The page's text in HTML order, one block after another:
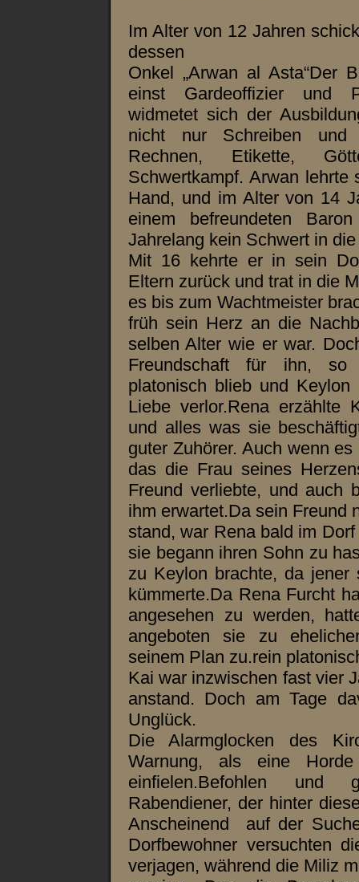
Im Alter von 12 Jahren
dessen
Onkel „Arwan al Asta“Der
einst Gardeoffizier und
widmetet sich der
nicht nur Schreiben und
Rechnen, Etikette,
Schwertkampf. Arwan lehrte
Hand, und im Alter von 14
einem befreundeten
Jahrelang kein Schwert in
Mit 16 kehrte er in sein
Eltern zurück und trat in die
es bis zum Wachtmeister
früh sein Herz an die
selben Alter wie er war.
Freundschaft für ihn, so
platonisch blieb und
Liebe verlor.Rena erzählte
und alles was sie
guter Zuhörer. Auch wenn
das die Frau seines
Freund verliebte, und auch
ihm erwartet.Da sein Freund
stand, war Rena bald im
sie begann ihren Sohn zu
zu Keylon brachte, da
kümmerte.Da Rena Furcht
angesehen zu werden,
angeboten sie zu
seinem Plan zu.rein
Kai war inzwischen fast vier
anstand. Doch am Tage
Unglück.
Die Alarmglocken des
Warnung, als eine
einfielen.Befohlen und
Rabendiener, der hinter
Anscheinend auf der
Dorfbewohner versuchten
verjagen, während die Miliz